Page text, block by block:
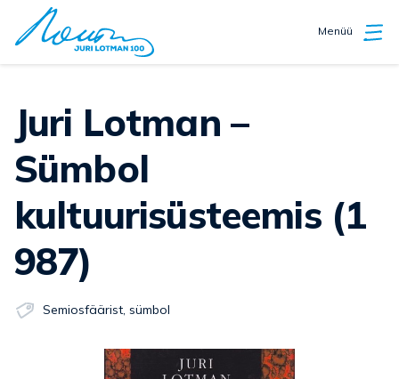
Menüü
Juri Lotman –
Sümbol
kultuurisüsteemis (1
987)
Semiosfäärist, sümbol